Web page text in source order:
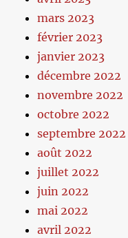
mars 2023
février 2023
janvier 2023
décembre 2022
novembre 2022
octobre 2022
septembre 2022
août 2022
juillet 2022
juin 2022
mai 2022
avril 2022